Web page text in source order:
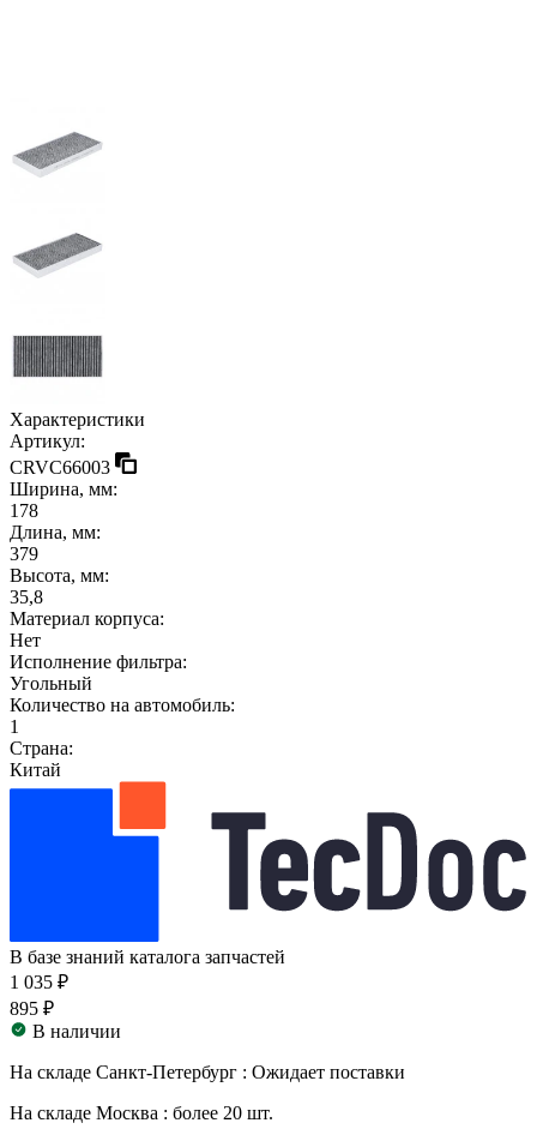
Характеристики
Артикул:
CRVC66003
Ширина, мм:
178
Длина, мм:
379
Высота, мм:
35,8
Материал корпуса:
Нет
Исполнение фильтра:
Угольный
Количество на автомобиль:
1
Страна:
Китай
В базе знаний каталога запчастей
1 035 ₽
895 ₽
В наличии
На складе Санкт-Петербург : Ожидает поставки
На складе Москва : более 20 шт.